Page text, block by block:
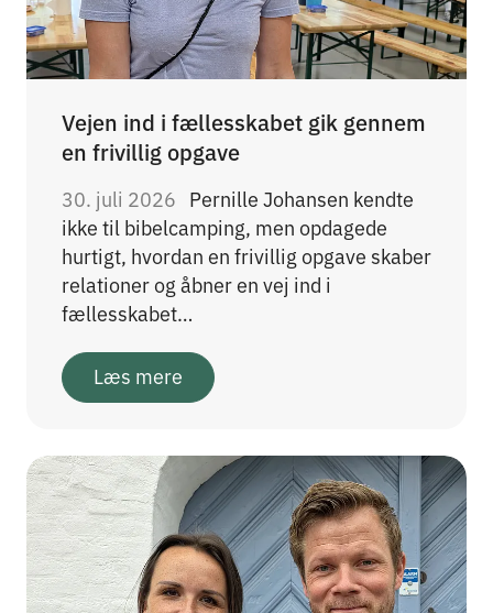
Vejen ind i fællesskabet gik gennem
en frivillig opgave
30. juli 2026 Pernille Johansen kendte
ikke til bibelcamping, men opdagede
hurtigt, hvordan en frivillig opgave skaber
relationer og åbner en vej ind i
fællesskabet…
Læs mere